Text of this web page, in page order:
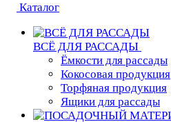
Каталог
ВСЁ ДЛЯ РАССАДЫ
Ёмкости для рассады
Кокосовая продукция
Торфяная продукция
Ящики для рассады